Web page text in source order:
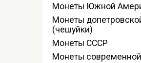
Монеты Южной
Монеты
(чешуйки)
Монеты СССР
Монеты